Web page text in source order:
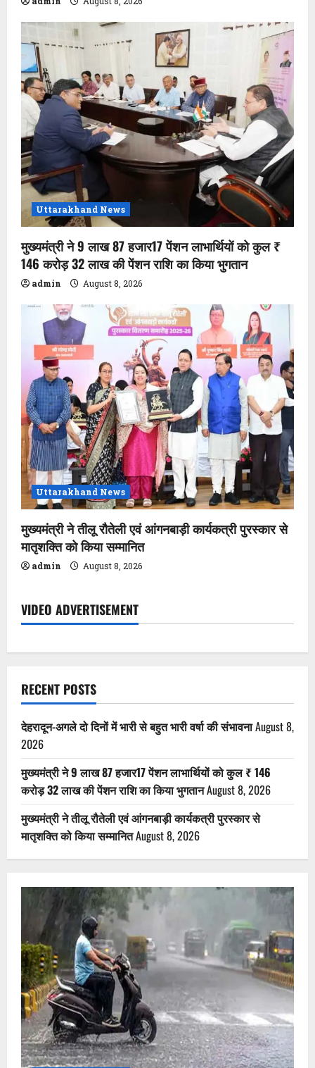
Uttarakhand News
मुख्यमंत्री ने 9 लाख 87 हजार17 पेंशन लाभार्थियों को कुल ₹
146 करोड़ 32 लाख की पेंशन राशि का किया भुगतान
admin August 8, 2026
Uttarakhand News
मुख्यमंत्री ने तीलू रौतेली एवं आंगनबाड़ी कार्यकत्री पुरस्कार से
मातृशक्ति को किया सम्मानित
admin August 8, 2026
VIDEO ADVERTISEMENT
RECENT POSTS
देहरादून-अगले दो दिनों में भारी से बहुत भारी वर्षा की संभावनाAugust 8,
2026
मुख्यमंत्री ने 9 लाख 87 हजार17 पेंशन लाभार्थियों को कुल ₹ 146
करोड़ 32 लाख की पेंशन राशि का किया भुगतानAugust 8, 2026
मुख्यमंत्री ने तीलू रौतेली एवं आंगनबाड़ी कार्यकत्री पुरस्कार से
मातृशक्ति को किया सम्मानितAugust 8, 2026